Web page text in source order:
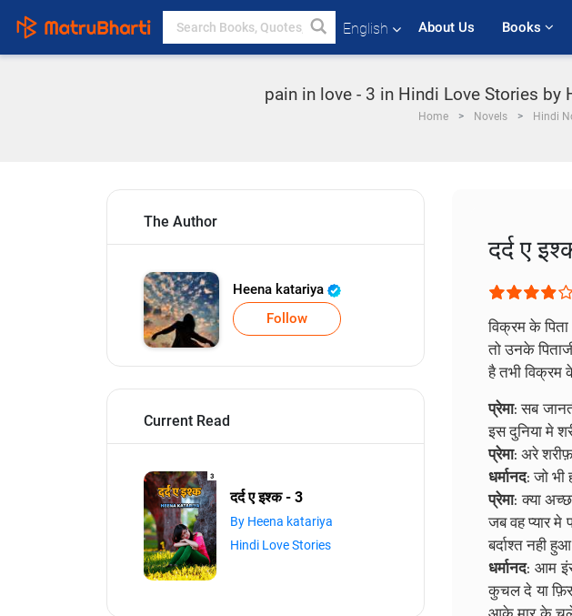
English About Us Books
pain in love - 3 in Hindi Love Stories by
Home Novels Hindi
The Author
Heena katariya
Follow
Current Read
दर्द ए इश्क - 3
By Heena katariya
Hindi Love Stories
दर्द ए
विक्रम के
तो उनके
हैतभी विक्रम
प्रेमा: सब
इस दुनिया मे
प्रेमा: अरे
धर्मानद: जो भी
प्रेमा: क्या
जब वह प्यार
बर्दाश्त नही हुआ
धर्मानद: आम
कुचल दे या